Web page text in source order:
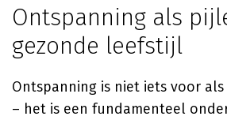
Ontspanning als
gezonde leefstijl
Ontspanning is niet iets voor
– het is een fundamenteel